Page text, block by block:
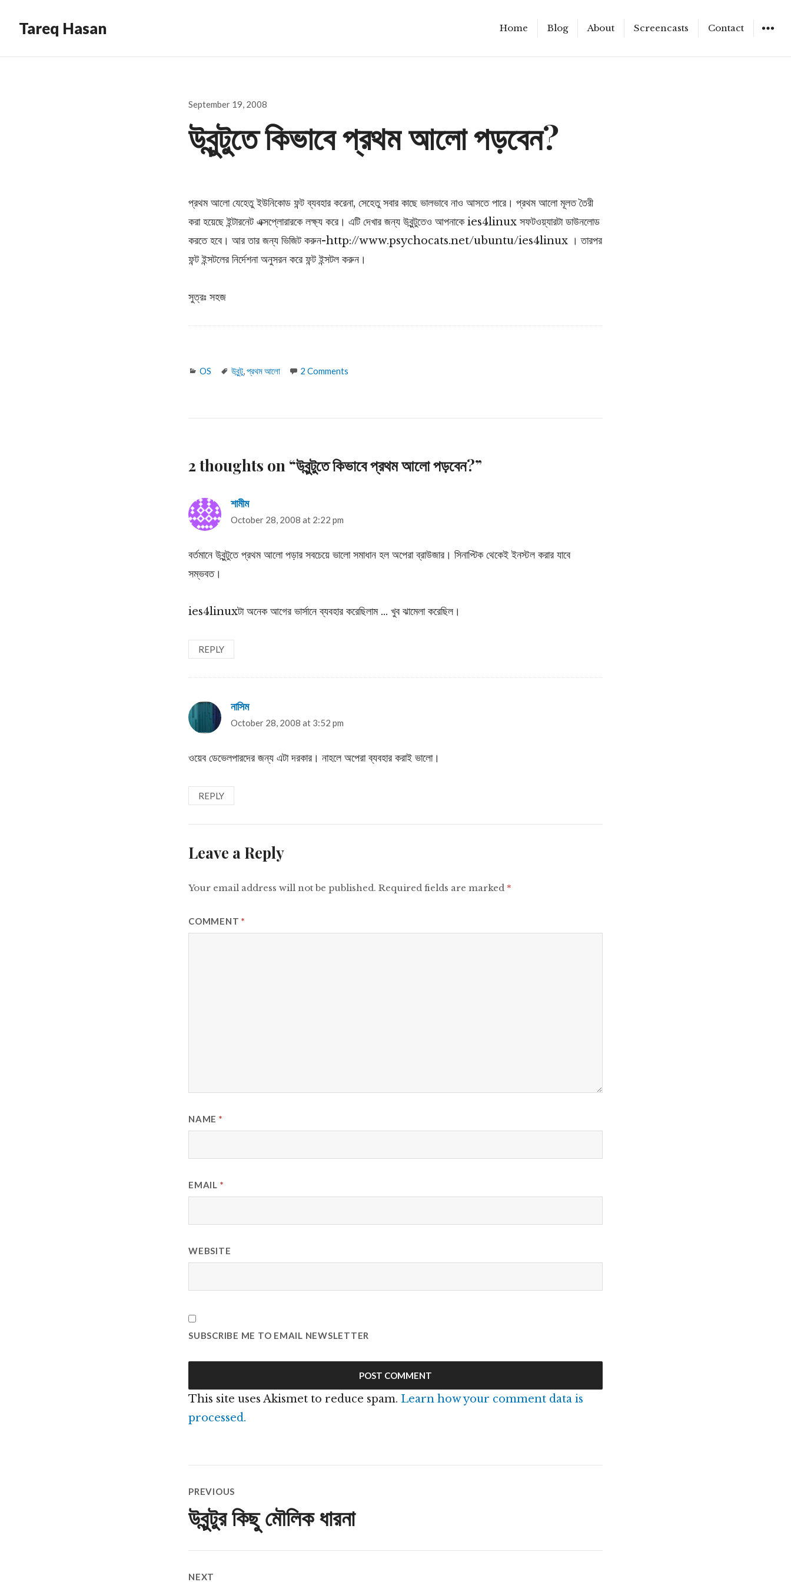
Tareq Hasan Home Blog About Screencasts Contact
Posted
September 19, 2008
উবুন্টুতে কিভাবে প্রথম আলো পড়বেন?
প্রথম আলো যেহেতু ইউনিকোড ফন্ট ব্যবহার করেনা, সেহেতু সবার কাছে ভালভাবে নাও আসতে পারে। প্রথম আলো মূলত তৈরী
করা হয়েছে ইন্টারনেট এক্সপ্লোরারকে লক্ষ্য করে। এটি দেখার জন্য উবুন্টুতেও আপনাকে ies4linux সফটওয়্যারটা ডাউনলোড
করতে হবে। আর তার জন্য ভিজিট করুন-http://www.psychocats.net/ubuntu/ies4linux । তারপর
ফন্ট ইন্সটলের নির্দেশনা অনুসরন করে ফন্ট ইন্সটল করুন।
সুত্রঃ সহজ
Categories
OS Tags
উবুন্টু,প্রথম আলো 2 Comments
2 thoughts on “উবুন্টুতে কিভাবে প্রথম আলো পড়বেন?”
শামীমsays:
October 28, 2008 at 2:22 pm
বর্তমানে উবুন্টুতে প্রথম আলো পড়ার সবচেয়ে ভালো সমাধান হল অপেরা ব্রাউজার। সিনাপ্টিক থেকেই ইনস্টল করার যাবে
সম্ভবত।
ies4linuxটা অনেক আগের ভার্সানে ব্যবহার করেছিলাম … খুব ঝামেলা করেছিল।
REPLY
নাসিমsays:
October 28, 2008 at 3:52 pm
ওয়েব ডেভেলপারদের জন্য এটা দরকার। নাহলে অপেরা ব্যবহার করাই ভালো।
REPLY
Leave a Reply
Your email address will not be published. Required fields are marked *
COMMENT *
NAME *
EMAIL *
WEBSITE
SUBSCRIBE ME TO EMAIL NEWSLETTER
This site uses Akismet to reduce spam. Learn how your comment data is
processed.
navigation
PREVIOUS
Previous
post:
উবুন্টুর কিছু মৌলিক ধারনা
NEXT